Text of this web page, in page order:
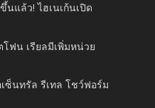
นแล้ว! ไฮเนเก้นเปิด
ฟน เรียลมีเพิ่มหน่วย
ซ็นทรัล รีเทล โชว์ฟอร์ม